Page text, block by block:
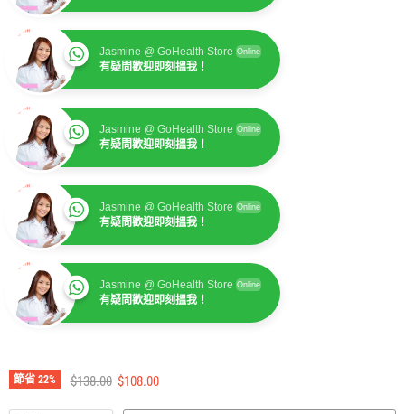
Jasmine @ GoHealth Store Online
有疑問歡迎即刻搵我！
Jasmine @ GoHealth Store Online
有疑問歡迎即刻搵我！
Jasmine @ GoHealth Store Online
有疑問歡迎即刻搵我！
Jasmine @ GoHealth Store Online
有疑問歡迎即刻搵我！
節省 22% 建議零售價
$138.00 售價
$108.00